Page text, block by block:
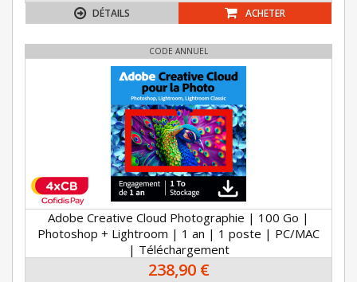
DÉTAILS ACHETER
CODE ANNUEL
Adobe Creative Cloud Photographie | 100 Go |
Photoshop + Lightroom | 1 an | 1 poste | PC/MAC
| Téléchargement
238,90 €